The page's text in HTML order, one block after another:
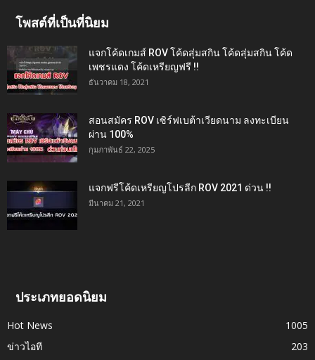
โพสต์ที่เป็นที่นิยม
แจกโค้ดเกมส์ ROV โค้ดสุ่มสกิน โค้ดสุ่มสกิน โค้ด
เพชรแดง โค้ดเหรียญฟรี !!
ธันวาคม 18, 2021
สอนสมัคร ROV เซิร์ฟเบต้าเวียดนาม ลงทะเบียน
ผ่าน 100%
กุมภาพันธ์ 22, 2025
แจกฟรีโค้ดเหรียญโปรลีก ROV 2021 ด่วน !!
มีนาคม 21, 2021
ประเภทยอดนิยม
Hot News
1005
ข่าวไอที
203